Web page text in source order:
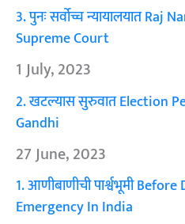
3. पुनः सर्वोच्च न्यायालयात Raj
Supreme Court
1 July, 2023
2. खटल्यास सुरुवात Election
Gandhi
27 June, 2023
1. आणीबाणीची पार्श्वभूमी
Emergency In India